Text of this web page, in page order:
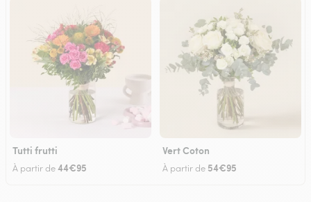
Tutti frutti
À partir de44€95
Vert Coton
À partir de 54€95